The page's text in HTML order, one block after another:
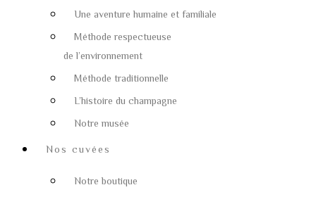
Une aventure humaine et familiale
Méthode respectueuse
de l’environnement
Méthode traditionnelle
L’histoire du champagne
Notre musée
Nos cuvées
Notre boutique